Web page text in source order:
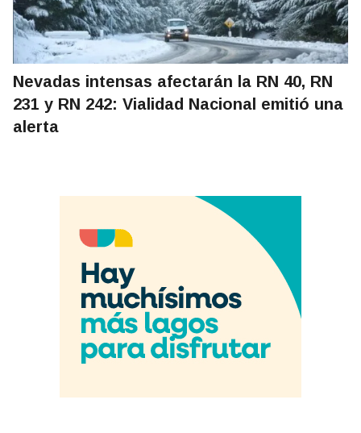
Nevadas intensas afectarán la RN 40, RN
231 y RN 242: Vialidad Nacional emitió una
alerta